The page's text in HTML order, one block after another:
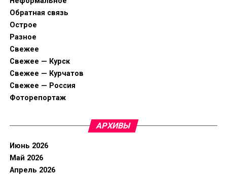
Обратная связь
Острое
Разное
Свежее
Свежее — Курск
Свежее — Курчатов
Свежее — Россия
Фоторепортаж
АРХИВЫ
Июнь 2026
Май 2026
Апрель 2026